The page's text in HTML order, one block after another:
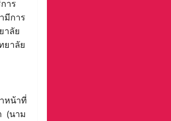
าร
มีการ
าลัย
ยาลัย
หน้าที่
(นาม